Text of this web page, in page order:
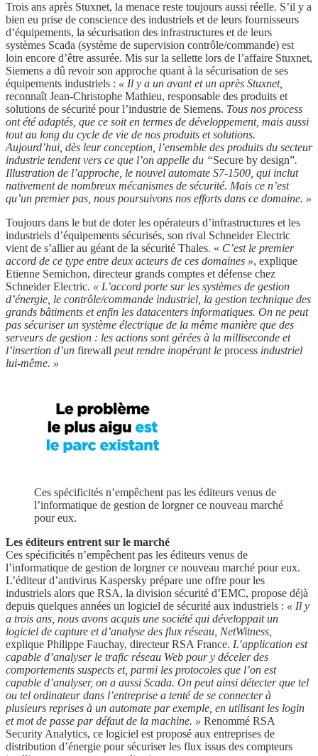
Trois ans après Stuxnet, la menace reste toujours aussi réelle. S’il y a
bien eu prise de conscience des industriels et de leurs fournisseurs
d’équipements, la sécurisation des infrastructures et de leurs
systèmes Scada (système de supervision contrôle/commande) est
loin encore d’être assurée. Mis sur la sellette lors de l’affaire Stuxnet,
Siemens a dû revoir son approche quant à la sécurisation de ses
équipements industriels : « Il y a un avant et un après Stuxnet,
reconnaît Jean-Christophe Mathieu, responsable des produits et
solutions de sécurité pour l’industrie de Siemens. Tous nos process
ont été adaptés, que ce soit en termes de développement, mais aussi
tout au long du cycle de vie de nos produits et solutions.
Aujourd’hui, dès leur conception, l’ensemble des produits du secteur
industrie tendent vers ce que l’on appelle du “Secure by design”.
Illustration de l’approche, le nouvel automate S7-1500, qui inclut
nativement de nombreux mécanismes de sécurité. Mais ce n’est
qu’un premier pas, nous poursuivons nos efforts dans ce domaine. »
Toujours dans le but de doter les opérateurs d’infrastructures et les
industriels d’équipements sécurisés, son rival Schneider Electric
vient de s’allier au géant de la sécurité Thales. « C’est le premier
accord de ce type entre deux acteurs de ces domaines », explique
Etienne Semichon, directeur grands comptes et défense chez
Schneider Electric. « L’accord porte sur les systèmes de gestion
d’énergie, le contrôle/commande industriel, la gestion technique des
grands bâtiments et enfin les datacenters informatiques. On ne peut
pas sécuriser un système électrique de la même manière que des
serveurs de gestion : les actions sont gérées à la milliseconde et
l’insertion d’un firewall peut rendre inopérant le process industriel
lui-même. »
Ces spécificités n’empêchent pas les éditeurs venus de
l’informatique de gestion de lorgner ce nouveau marché
pour eux.
Les éditeurs entrent sur le marché
Ces spécificités n’empêchent pas les éditeurs venus de
l’informatique de gestion de lorgner ce nouveau marché pour eux.
L’éditeur d’antivirus Kaspersky prépare une offre pour les
industriels alors que RSA, la division sécurité d’EMC, propose déjà
depuis quelques années un logiciel de sécurité aux industriels : « Il y
a trois ans, nous avons acquis une société qui développait un
logiciel de capture et d’analyse des flux réseau, NetWitness,
explique Philippe Fauchay, directeur RSA France. L’application est
capable d’analyser le trafic réseau Web pour y déceler des
comportements suspects et, parmi les protocoles que l’on est
capable d’analyser, on a aussi Scada. On peut ainsi détecter que tel
ou tel ordinateur dans l’entreprise a tenté de se connecter à
plusieurs reprises à un automate par exemple, en utilisant les login
et mot de passe par défaut de la machine. » Renommé RSA
Security Analytics, ce logiciel est proposé aux entreprises de
distribution d’énergie pour sécuriser les flux issus des compteurs